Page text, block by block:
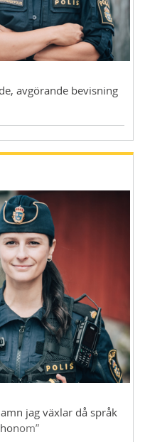
avgörande bevisning
jag växlar då språk